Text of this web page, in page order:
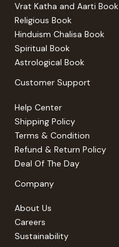
Vrat Katha and Aarti Book
Religious Book
Hinduism Chalisa Book
Spiritual Book
Astrological Book
Customer Support
Help Center
Shipping Policy
Terms & Condition
Refund & Return Policy
Deal Of The Day
Company
About Us
Careers
Sustainability